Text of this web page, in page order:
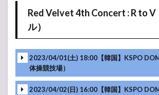
Red Velvet 4th Concert : R to
ル）
2023/04/01(土) 18:00【韓国】KSPO
体操競技場）
2023/04/02(日) 16:00【韓国】KSPO